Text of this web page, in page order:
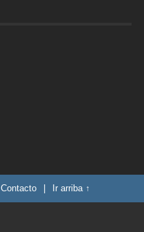
Contacto | Ir arriba ↑